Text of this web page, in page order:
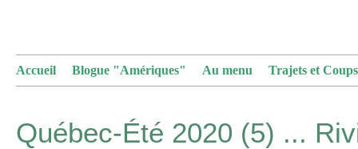
Accueil Blogue "Amériques" Au menu Trajets et
Québec-Été 2020 (5) ...